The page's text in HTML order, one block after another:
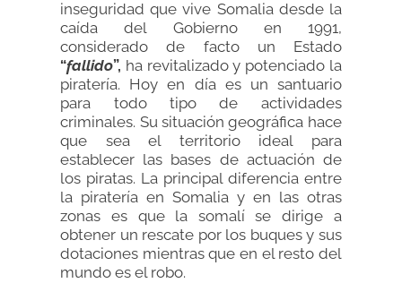
inseguridad que vive Somalia desde la
caída del Gobierno en 1991,
considerado de facto un Estado
“fallido”, ha revitalizado y potenciado la
piratería. Hoy en día es un santuario
para todo tipo de actividades
criminales. Su situación geográfica hace
que sea el territorio ideal para
establecer las bases de actuación de
los piratas. La principal diferencia entre
la piratería en Somalia y en las otras
zonas es que la somalí se dirige a
obtener un rescate por los buques y sus
dotaciones mientras que en el resto del
mundo es el robo.